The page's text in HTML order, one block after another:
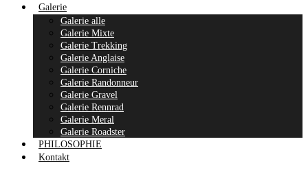
Galerie
Galerie alle
Galerie Mixte
Galerie Trekking
Galerie Anglaise
Galerie Corniche
Galerie Randonneur
Galerie Gravel
Galerie Rennrad
Galerie Meral
Galerie Roadster
PHILOSOPHIE
Kontakt